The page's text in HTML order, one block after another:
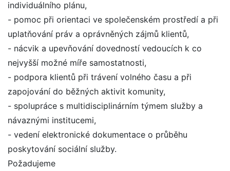
individuálního plánu,
- pomoc při orientaci ve společenském prostředí a při
uplatňování práv a oprávněných zájmů klientů,
- nácvik a upevňování dovedností vedoucích k co
nejvyšší možné míře samostatnosti,
- podpora klientů při trávení volného času a při
zapojování do běžných aktivit komunity,
- spolupráce s multidisciplinárním týmem služby a
návaznými institucemi,
- vedení elektronické dokumentace o průběhu
poskytování sociální služby.
Požadujeme